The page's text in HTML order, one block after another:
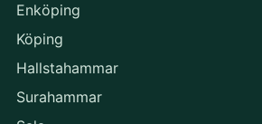
Enköping
Köping
Hallstahammar
Surahammar